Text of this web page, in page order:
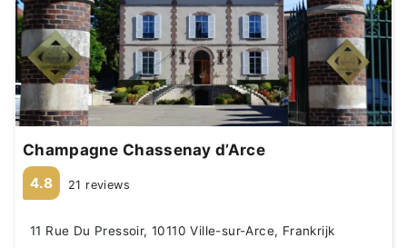
Champagne Chassenay d’Arce
4.8 21 reviews
11 Rue Du Pressoir, 10110 Ville-sur-Arce, Frankrijk